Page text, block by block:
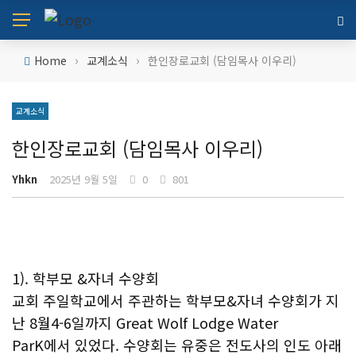
Home › 교계소식 › 한인장로교회 (담임목사 이우리)
교계소식
한인장로교회 (담임목사 이우리)
Yhkn 2025년 9월 5일 0 801
1). 학부모 &자녀 수양회
교회 주일학교에서 주관하는 학부모&자녀 수양회가 지
난 8월4-6일까지 Great Wolf Lodge Water
ParK에서 있었다. 수양회는 유중은 전도사의 인도 아래